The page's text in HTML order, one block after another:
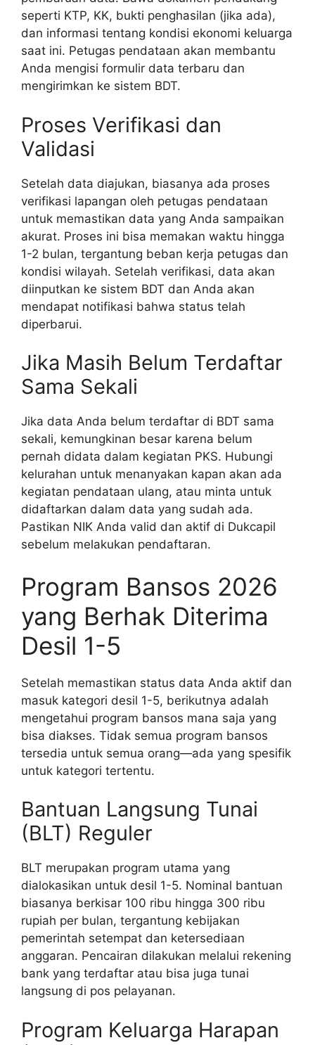
seperti KTP, KK, bukti penghasilan (jika ada),
dan informasi tentang kondisi ekonomi keluarga
saat ini. Petugas pendataan akan membantu
Anda mengisi formulir data terbaru dan
mengirimkan ke sistem BDT.
Proses Verifikasi dan
Validasi
Setelah data diajukan, biasanya ada proses
verifikasi lapangan oleh petugas pendataan
untuk memastikan data yang Anda sampaikan
akurat. Proses ini bisa memakan waktu hingga
1-2 bulan, tergantung beban kerja petugas dan
kondisi wilayah. Setelah verifikasi, data akan
diinputkan ke sistem BDT dan Anda akan
mendapat notifikasi bahwa status telah
diperbarui.
Jika Masih Belum Terdaftar
Sama Sekali
Jika data Anda belum terdaftar di BDT sama
sekali, kemungkinan besar karena belum
pernah didata dalam kegiatan PKS. Hubungi
kelurahan untuk menanyakan kapan akan ada
kegiatan pendataan ulang, atau minta untuk
didaftarkan dalam data yang sudah ada.
Pastikan NIK Anda valid dan aktif di Dukcapil
sebelum melakukan pendaftaran.
Program Bansos 2026
yang Berhak Diterima
Desil 1-5
Setelah memastikan status data Anda aktif dan
masuk kategori desil 1-5, berikutnya adalah
mengetahui program bansos mana saja yang
bisa diakses. Tidak semua program bansos
tersedia untuk semua orang—ada yang spesifik
untuk kategori tertentu.
Bantuan Langsung Tunai
(BLT) Reguler
BLT merupakan program utama yang
dialokasikan untuk desil 1-5. Nominal bantuan
biasanya berkisar 100 ribu hingga 300 ribu
rupiah per bulan, tergantung kebijakan
pemerintah setempat dan ketersediaan
anggaran. Pencairan dilakukan melalui rekening
bank yang terdaftar atau bisa juga tunai
langsung di pos pelayanan.
Program Keluarga Harapan